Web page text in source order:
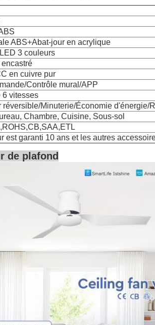
ABS+Abat-jour en acrylique
3 couleurs
encastré
en cuivre pur
Contrôle mural/APP
6 vitesses
réversible/Minuterie/Économie d'énergie/
Chambre, Cuisine, Sous-sol
est garanti 10 ans et les autres
de plafond